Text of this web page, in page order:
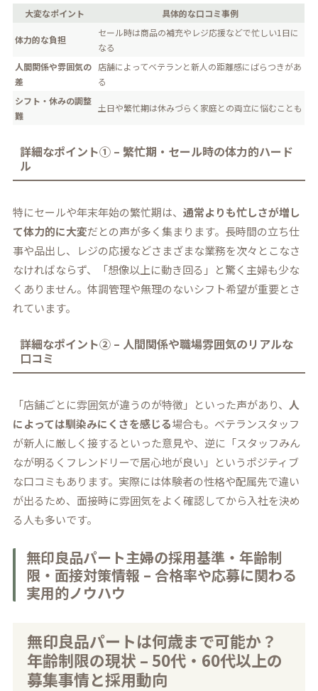
大変なポイント 具体的な口コミ事例
体力的な負担
セール時は商品の補充やレジ応援などで忙しい1日に
なる
人間関係や雰囲気の
差
店舗によってベテランと新人の距離感にばらつきがあ
る
シフト・休みの調整
難
土日や繁忙期は休みづらく家庭との両立に悩むことも
詳細なポイント① – 繁忙期・セール時の体力的ハード
ル
特にセールや年末年始の繁忙期は、通常よりも忙しさが増し
て体力的に大変だとの声が多く集まります。長時間の立ち仕
事や品出し、レジの応援などさまざまな業務を次々とこなさ
なければならず、「想像以上に動き回る」と驚く主婦も少な
くありません。体調管理や無理のないシフト希望が重要とさ
れています。
詳細なポイント② – 人間関係や職場雰囲気のリアルな
口コミ
「店舗ごとに雰囲気が違うのが特徴」といった声があり、 人
によっては馴染みにくさを感じる場合も。ベテランスタッフ
が新人に厳しく接するといった意見や、逆に「スタッフみん
なが明るくフレンドリーで居心地が良い」というポジティブ
な口コミもあります。実際には体験者の性格や配属先で違い
が出るため、面接時に雰囲気をよく確認してから入社を決め
る人も多いです。
無印良品パート主婦の採用基準・年齢制
限・面接対策情報 – 合格率や応募に関わる
実用的ノウハウ
無印良品パートは何歳まで可能か？
年齢制限の現状 – 50代・60代以上の
募集事情と採用動向